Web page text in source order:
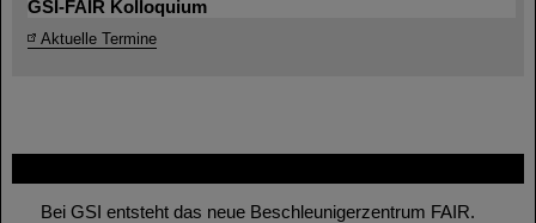
Bei GSI entsteht das neue Beschleunigerzentrum FAIR.
GSI-FAIR Kolloquium
Aktuelle Termine